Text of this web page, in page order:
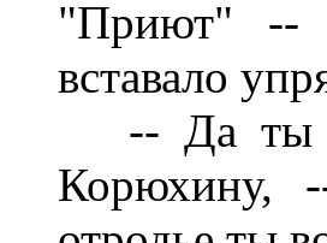
"Приют" --
вставало
-- Да ты
Корюхину,